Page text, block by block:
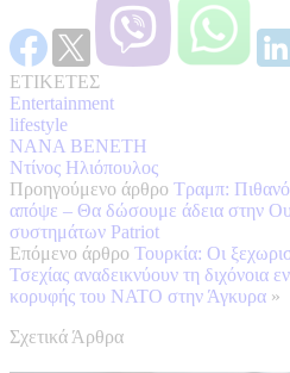
ΕΤΙΚΕΤΕΣ
Entertainment
lifestyle
ΝΑΝΑ ΒΕΝΕΤΗ
Ντίνος Ηλιόπουλος
Προηγούμενο άρθρο Τραμπ:
απόψε – Θα δώσουμε άδεια στην
συστημάτων Patriot
Επόμενο άρθρο Τουρκία: Οι
Τσεχίας αναδεικνύουν τη διχόνοια
κορυφής του ΝΑΤΟ στην Άγκυρα »
Σχετικά Άρθρα